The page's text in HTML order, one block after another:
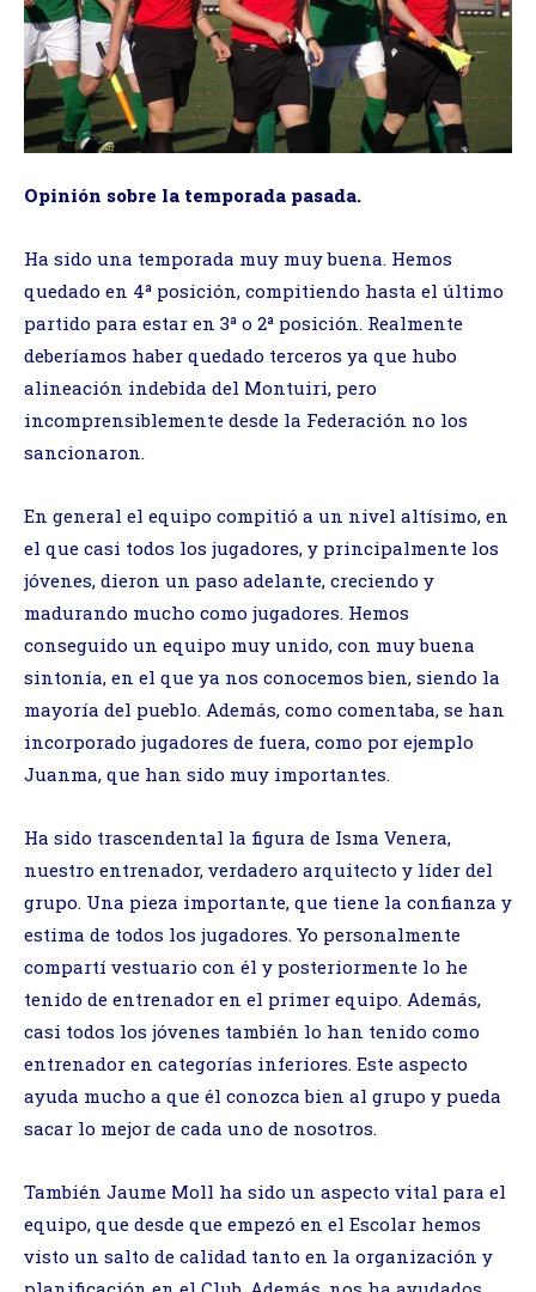
Opinión sobre la temporada pasada.
Ha sido una temporada muy muy buena. Hemos
quedado en 4ª posición, compitiendo hasta el último
partido para estar en 3ª o 2ª posición. Realmente
deberíamos haber quedado terceros ya que hubo
alineación indebida del Montuiri, pero
incomprensiblemente desde la Federación no los
sancionaron.
En general el equipo compitió a un nivel altísimo, en
el que casi todos los jugadores, y principalmente los
jóvenes, dieron un paso adelante, creciendo y
madurando mucho como jugadores. Hemos
conseguido un equipo muy unido, con muy buena
sintonía, en el que ya nos conocemos bien, siendo la
mayoría del pueblo. Además, como comentaba, se han
incorporado jugadores de fuera, como por ejemplo
Juanma, que han sido muy importantes.
Ha sido trascendental la figura de Isma Venera,
nuestro entrenador, verdadero arquitecto y líder del
grupo. Una pieza importante, que tiene la confianza y
estima de todos los jugadores. Yo personalmente
compartí vestuario con él y posteriormente lo he
tenido de entrenador en el primer equipo. Además,
casi todos los jóvenes también lo han tenido como
entrenador en categorías inferiores. Este aspecto
ayuda mucho a que él conozca bien al grupo y pueda
sacar lo mejor de cada uno de nosotros.
También Jaume Moll ha sido un aspecto vital para el
equipo, que desde que empezó en el Escolar hemos
visto un salto de calidad tanto en la organización y